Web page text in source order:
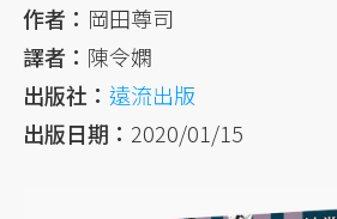
作者： 岡田尊司
譯者： 陳令嫻
出版社：遠流出版
出版日期： 2020/01/15